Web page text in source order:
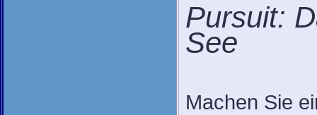
Pursuit:
See
Machen Sie